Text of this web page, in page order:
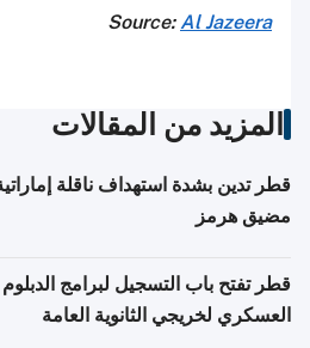
Source:Al Jazeera
المزيد من المقالات
قطر تدين بشدة استهداف ناقلة
مضيق هرمز
قطر تفتح باب التسجيل لبرامج الدبلوم
العسكري لخريجي الثانوية العامة